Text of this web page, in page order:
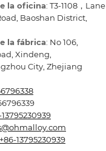
la oficina: T3-1108，Lane
Baoshan District,
la fábrica: No 106,
Xindeng,
City, Zhejiang
13795230939
+86-13795230939